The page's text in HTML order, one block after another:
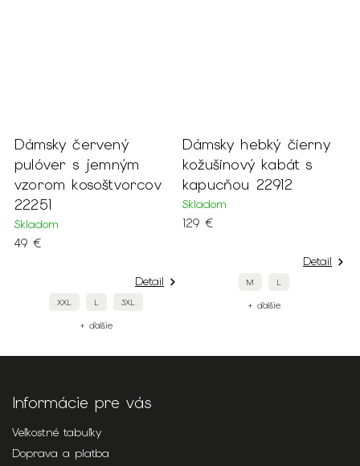
Dámsky červený
pulóver s jemným
vzorom kosoštvorcov
22251
Skladom
49 €
Detail
XXL L 3XL
+ ďalšie
Dámsky hebký čierny
kožušinový kabát s
kapucňou 22912
Skladom
129 €
Detail
M L
+ ďalšie
Informácie pre vás
Veľkostné tabuľky
Doprava a platba